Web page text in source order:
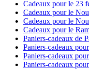
Cadeaux pour le 23
Cadeaux pour le
Cadeaux pour le
Cadeaux pour le
Paniers-cadeaux de
Paniers-cadeaux
Paniers-cadeaux
Paniers-cadeaux